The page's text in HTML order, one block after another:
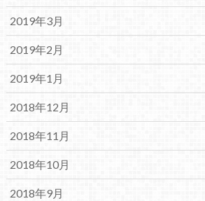
2019年3月
2019年2月
2019年1月
2018年12月
2018年11月
2018年10月
2018年9月